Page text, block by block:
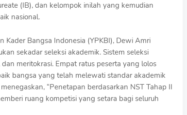
(IB), dan kelompok inilah yang kemudian
nasional.
Kader Bangsa Indonesia (YPKBI), Dewi Amri
sekadar seleksi akademik. Sistem seleksi
meritokrasi. Empat ratus peserta yang lolos
bangsa yang telah melewati standar akademik
“Penetapan berdasarkan NST Tahap II
ruang kompetisi yang setara bagi seluruh